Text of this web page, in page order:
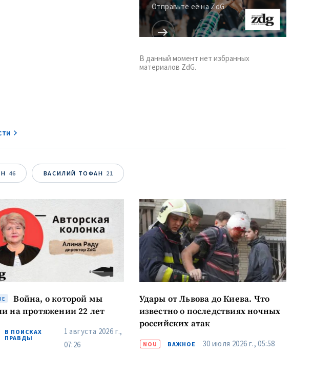
Отправьте её на ZdG
В данный момент нет избранных
материалов ZdG.
46 ВАСИЛИЙ ТОФАН 21
Война, о которой мы
на протяжении 22 лет
В ПОИСКАХ
ПРАВДЫ
1 августа 2026 г.,
07:26
Удары от Львова до Киева. Что
известно о последствиях ночных
российских атак
NOU ВАЖНОЕ 30 июля 2026 г., 05:58
КОНТАКТНЫЙ ИСТОЧНИК
Имя + Моё имя
Электронная почта